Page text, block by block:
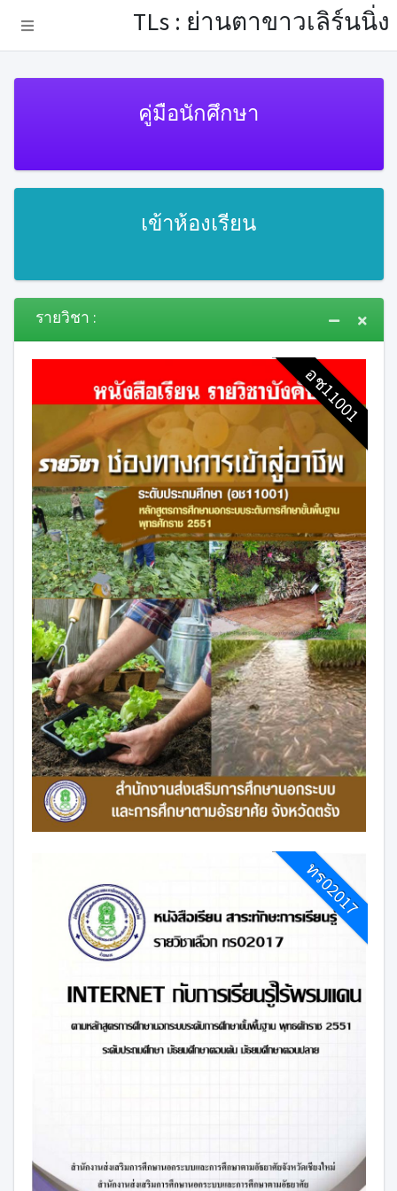
TLs : ย่านตาขาวเลิร์นนิ่ง
คู่มือนักศึกษา
เข้าห้องเรียน
รายวิชา :
อช11001
ทร02017